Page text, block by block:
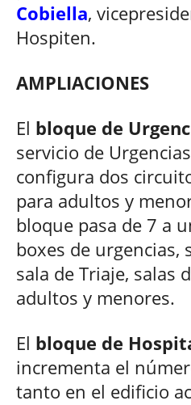
Cobiella,
Hospiten.
AMPLIACIONES
El bloque de
servicio de
configura dos
para adultos y
bloque pasa de 7 a
boxes de urgencias,
sala de Triaje, salas
adultos y menores.
El bloque de
incrementa el
tanto en el edificio